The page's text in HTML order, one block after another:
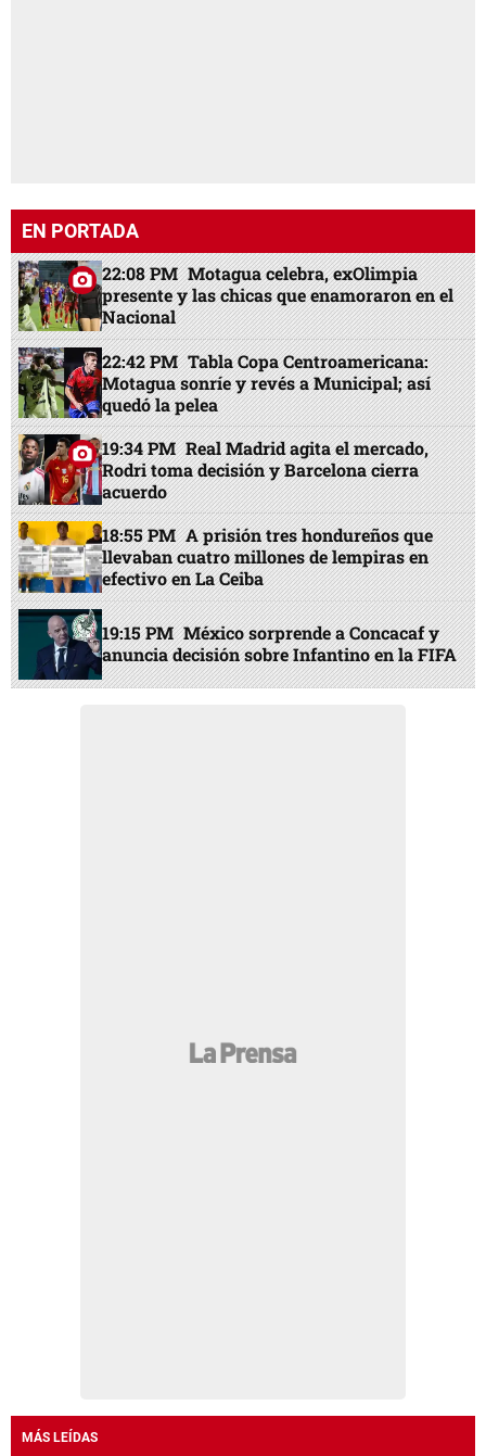
EN PORTADA
22:08 PM Motagua celebra, exOlimpia
presente y las chicas que enamoraron en el
Nacional
22:42 PM Tabla Copa Centroamericana:
Motagua sonríe y revés a Municipal; así
quedó la pelea
19:34 PM Real Madrid agita el mercado,
Rodri toma decisión y Barcelona cierra
acuerdo
18:55 PM A prisión tres hondureños que
llevaban cuatro millones de lempiras en
efectivo en La Ceiba
19:15 PM México sorprende a Concacaf y
anuncia decisión sobre Infantino en la FIFA
MÁS LEÍDAS